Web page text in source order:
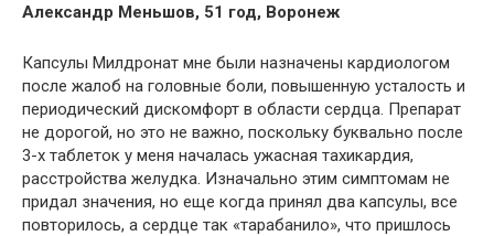
Александр Меньшов, 51 год, Воронеж
Капсулы Милдронат мне были назначены кардиологом
после жалоб на головные боли, повышенную усталость и
периодический дискомфорт в области сердца. Препарат
не дорогой, но это не важно, поскольку буквально после
3-х таблеток у меня началась ужасная тахикардия,
расстройства желудка. Изначально этим симптомам не
придал значения, но еще когда принял два капсулы, все
повторилось, а сердце так «тарабанило», что пришлось